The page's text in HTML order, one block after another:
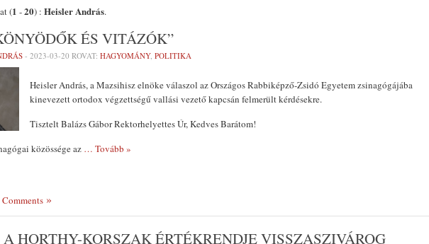
(1 -20) : Heisler András.
ÉS VITÁZÓK”
- 2023-03-20 ROVAT: HAGYOMÁNY, POLITIKA
Heisler András, a Mazsihisz elnöke válaszol az Országos Rabbiképző-Zsidó Egyetem zsinagógájába
kinevezett ortodox végzettségű vallási vezető kapcsán felmerült kérdésekre.
Tisztelt Balázs Gábor Rektorhelyettes Úr, Kedves Barátom!
közössége az … Tovább »
Comments
HORTHY-KORSZAK ÉRTÉKRENDJE VISSZASZIVÁROG